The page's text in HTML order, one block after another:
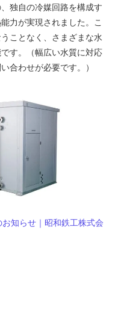
独自の冷媒回路を構成す
力が実現されました。こ
ことなく、さまざまな水
す。（幅広い水質に対応
合わせが必要です。）
知らせ｜昭和鉄工株式会